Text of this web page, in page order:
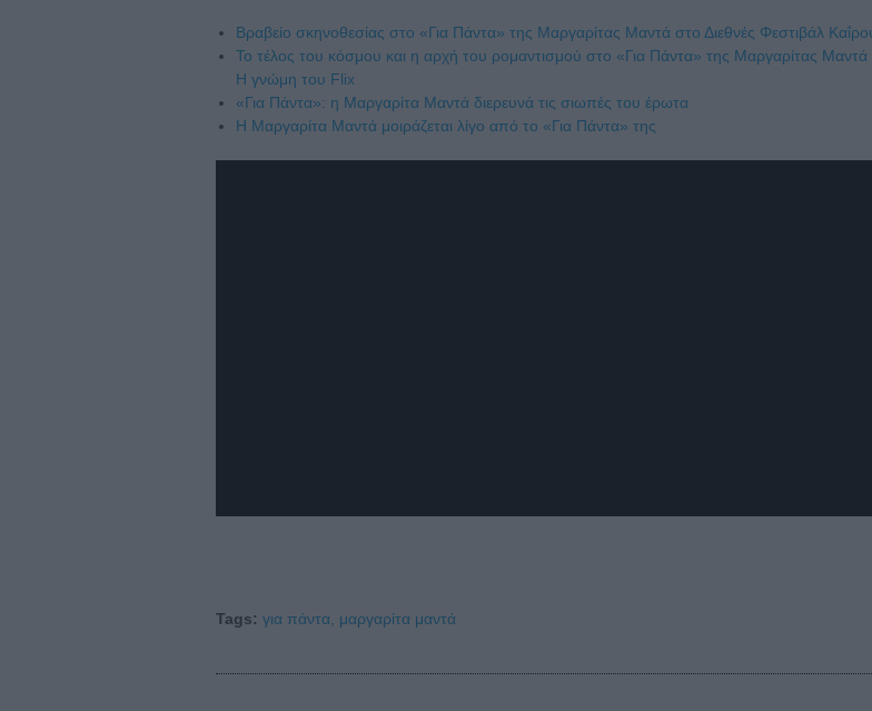
Βραβείο σκηνοθεσίας στο «Για Πάντα» της Μαργαρίτας Μαντά στο Διεθνές Φεστιβάλ
To τέλος του κόσμου και η αρχή του ρομαντισμού στο «Για Πάντα» της Μαργαρίτας Μαντά
Η γνώμη του Flix
«Για Πάντα»: η Μαργαρίτα Μαντά διερευνά τις σιωπές του έρωτα
Η Μαργαρίτα Μαντά μοιράζεται λίγο από το «Για Πάντα» της
Tags: για πάντα, μαργαρίτα μαντά